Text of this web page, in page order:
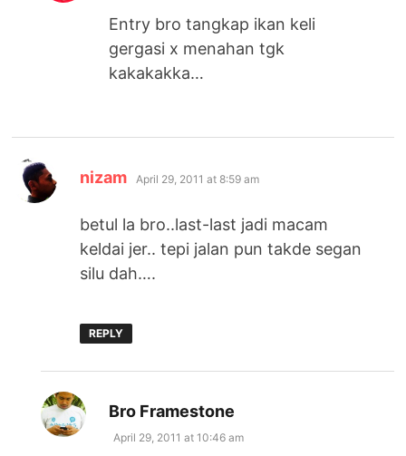
Entry bro tangkap ikan keli
gergasi x menahan tgk
kakakakka…
nizam says:
April 29, 2011 at 8:59 am
betul la bro..last-last jadi macam
keldai jer.. tepi jalan pun takde segan
silu dah….
REPLY
Bro Framestone
April 29, 2011 at 10:46 am